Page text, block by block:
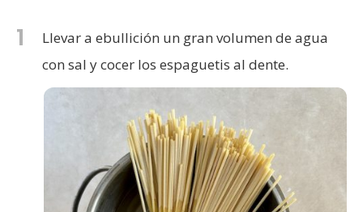
1
Llevar a ebullición un gran volumen de agua
con sal y cocer los espaguetis al dente.